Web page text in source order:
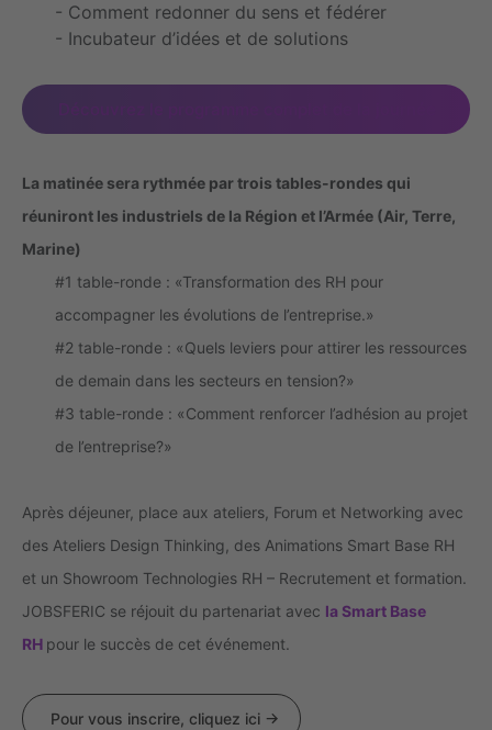
- Comment redonner du sens et fédérer
- Incubateur d’idées et de solutions
La matinée sera rythmée par trois tables-rondes qui
réuniront les industriels de la Région et l’Armée (Air, Terre,
Marine)
#1 table-ronde : «Transformation des RH pour
accompagner les évolutions de l’entreprise.»
#2 table-ronde : «Quels leviers pour attirer les ressources
de demain dans les secteurs en tension?»
#3 table-ronde : «Comment renforcer l’adhésion au projet
de l’entreprise?»
Après déjeuner, place aux ateliers, Forum et Networking avec
des Ateliers Design Thinking, des Animations Smart Base RH
et un Showroom Technologies RH – Recrutement et formation.
JOBSFERIC se réjouit du partenariat avec la Smart Base
RH pour le succès de cet événement.
Pour vous inscrire, cliquez ici